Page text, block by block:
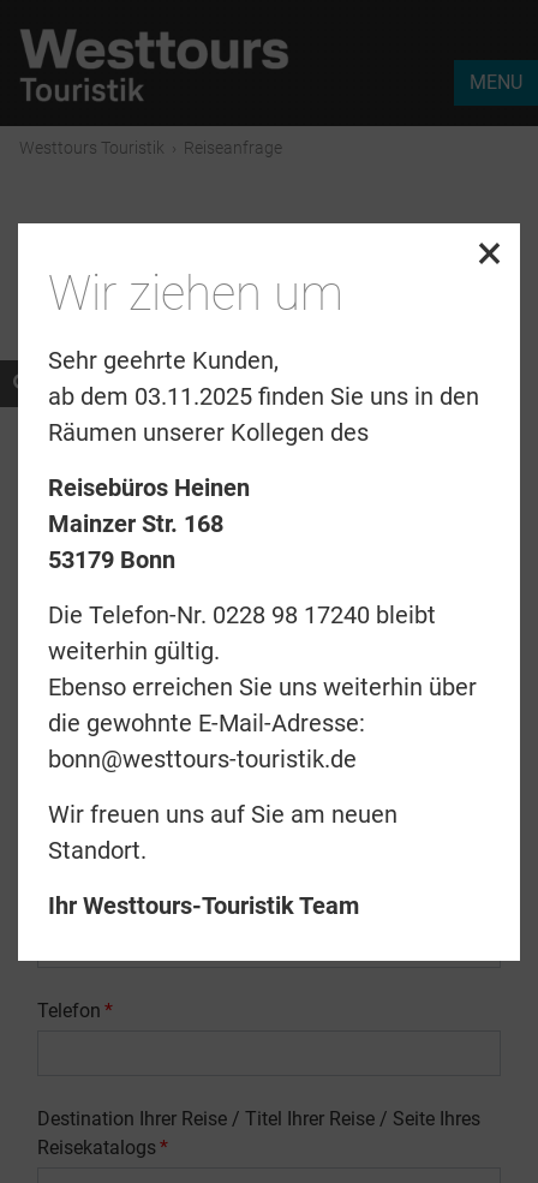
MENU
Westtours Touristik › Reiseanfrage
Reiseanfrage
* Pflichtfelder
Nachname (Laut Reisepass) *
E-Mail*
Telefon *
Destination Ihrer Reise / Titel Ihrer Reise / Seite Ihres
Reisekatalogs*
×
Wir ziehen um
Sehr geehrte Kunden,
ab dem 03.11.2025 finden Sie uns in den
Räumen unserer Kollegen des
Reisebüros Heinen
Mainzer Str. 168
53179 Bonn
Die Telefon-Nr. 0228 98 17240 bleibt
weiterhin gültig.
Ebenso erreichen Sie uns weiterhin über
die gewohnte E-Mail-Adresse:
bonn@westtours-touristik.de
Wir freuen uns auf Sie am neuen
Standort.
Ihr Westtours-Touristik Team